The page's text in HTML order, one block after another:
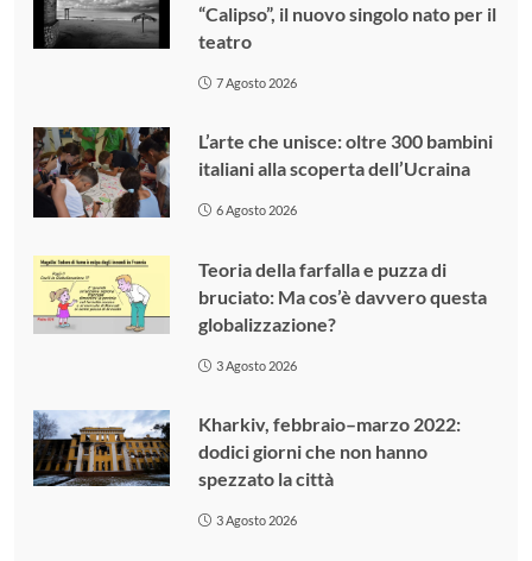
“Calipso”, il nuovo singolo nato per il
teatro
7 Agosto 2026
L’arte che unisce: oltre 300 bambini
italiani alla scoperta dell’Ucraina
6 Agosto 2026
Teoria della farfalla e puzza di
bruciato: Ma cos’è davvero questa
globalizzazione?
3 Agosto 2026
Kharkiv, febbraio–marzo 2022:
dodici giorni che non hanno
spezzato la città
3 Agosto 2026